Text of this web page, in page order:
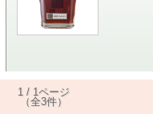
1 / 1ページ
（全3件）